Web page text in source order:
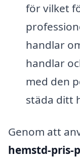
för vilket
handlar
handlar
med den
städa ditt
Genom att
hemstd-pris-